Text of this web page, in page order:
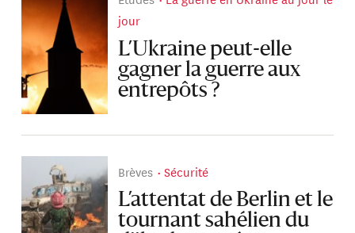
jour
L’Ukraine peut-elle
gagner la guerre aux
entrepôts ?
Brèves Sécurité
L’attentat de Berlin et le
tournant sahélien du